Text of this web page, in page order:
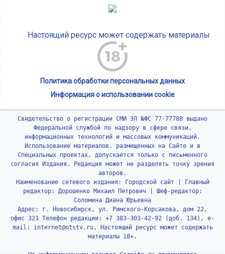
Настоящий ресурс может содержать материалы
Политика обработки персональных данных
Информация о использовании cookie
Свидетельство о регистрации СМИ ЭЛ №ФС 77-77788 выдано
Федеральной службой по надзору в сфере связи,
информационных технологий и массовых коммуникаций.
Использование материалов, размещенных на Сайте и в
Специальных проектах, допускается только с письменного
согласия Издания. Редакция может не разделять точку зрения
авторов.
Наименование сетевого издания: Городской сайт | Главный
редактор: Дорошенко Михаил Петрович | Шеф-редактор:
Соломина Диана Юрьевна
Адрес: г. Новосибирск, ул. Римского-Корсакова, дом 22,
офис 323 Телефон редакции: +7 383-303-42-92 (доб. 134), e-
mail: internet@otstv.ru, Настоящий ресурс может содержать
материалы 18+.